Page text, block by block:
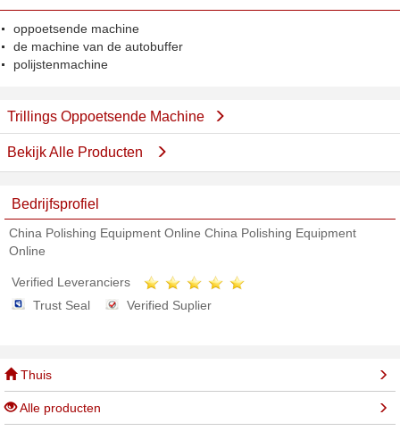
oppoetsende machine
de machine van de autobuffer
polijstenmachine
Trillings Oppoetsende Machine
Bekijk Alle Producten
Bedrijfsprofiel
China Polishing Equipment Online China Polishing Equipment
Online
Verified Leveranciers
Trust Seal
Verified Suplier
Thuis
Alle producten